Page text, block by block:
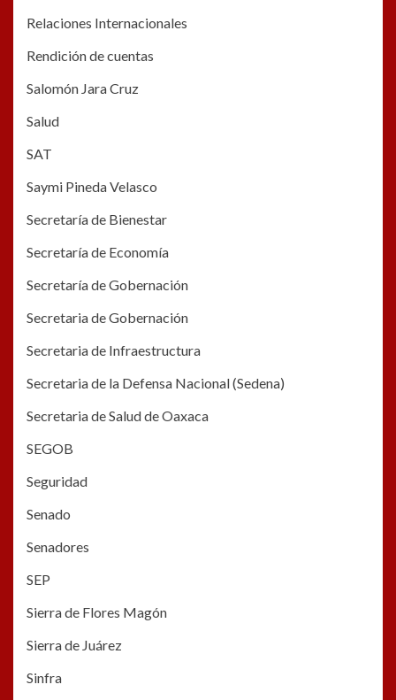
Relaciones Internacionales
Rendición de cuentas
Salomón Jara Cruz
Salud
SAT
Saymi Pineda Velasco
Secretaría de Bienestar
Secretaría de Economía
Secretaría de Gobernación
Secretaria de Gobernación
Secretaria de Infraestructura
Secretaria de la Defensa Nacional (Sedena)
Secretaria de Salud de Oaxaca
SEGOB
Seguridad
Senado
Senadores
SEP
Sierra de Flores Magón
Sierra de Juárez
Sinfra